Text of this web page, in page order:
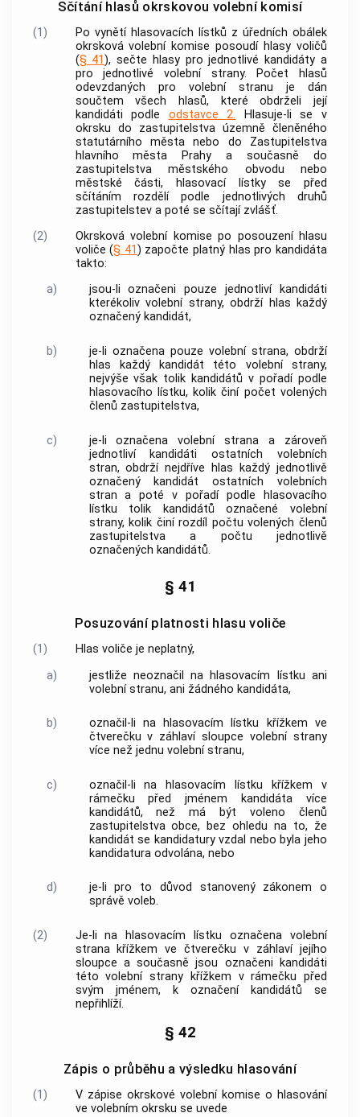
Sčítání hlasů okrskovou volební komisí
(1)
Po vynětí hlasovacích lístků z úředních obálek
okrsková volební komise posoudí hlasy voličů
(§ 41), sečte hlasy pro jednotlivé kandidáty a
pro jednotlivé volební strany. Počet hlasů
odevzdaných pro volební stranu je dán
součtem všech hlasů, které obdrželi její
kandidáti podle odstavce 2. Hlasuje-li se v
okrsku do zastupitelstva územně členěného
statutárního města nebo do Zastupitelstva
hlavního města Prahy a současně do
zastupitelstva městského obvodu nebo
městské části, hlasovací lístky se před
sčítáním rozdělí podle jednotlivých druhů
zastupitelstev a poté se sčítají zvlášť.
(2)
Okrsková volební komise po posouzení hlasu
voliče (§ 41) započte platný hlas pro kandidáta
takto:
a)
jsou-li označeni pouze jednotliví kandidáti
kterékoliv volební strany, obdrží hlas každý
označený kandidát,
b)
je-li označena pouze volební strana, obdrží
hlas každý kandidát této volební strany,
nejvýše však tolik kandidátů v pořadí podle
hlasovacího lístku, kolik činí počet volených
členů zastupitelstva,
c)
je-li označena volební strana a zároveň
jednotliví kandidáti ostatních volebních
stran, obdrží nejdříve hlas každý jednotlivě
označený kandidát ostatních volebních
stran a poté v pořadí podle hlasovacího
lístku tolik kandidátů označené volební
strany, kolik činí rozdíl počtu volených členů
zastupitelstva a počtu jednotlivě
označených kandidátů.
§ 41
Posuzování platnosti hlasu voliče
(1)
Hlas voliče je neplatný,
a)
jestliže neoznačil na hlasovacím lístku ani
volební stranu, ani žádného kandidáta,
b)
označil-li na hlasovacím lístku křížkem ve
čtverečku v záhlaví sloupce volební strany
více než jednu volební stranu,
c)
označil-li na hlasovacím lístku křížkem v
rámečku před jménem kandidáta více
kandidátů, než má být voleno členů
zastupitelstvaobce, bez ohledu na to, že
kandidát se kandidatury vzdal nebo byla jeho
kandidatura odvolána, nebo
d)
je-li pro to důvod stanovený zákonem o
správě voleb.
(2)
Je-li na hlasovacím lístku označena volební
strana křížkem ve čtverečku v záhlaví jejího
sloupce a současně jsou označeni kandidáti
této volební strany křížkem v rámečku před
svým jménem, k označení kandidátů se
nepřihlíží.
§ 42
Zápis o průběhu a výsledku hlasování
(1)
V zápise okrskové volební komise o hlasování
ve volebním okrsku se uvede